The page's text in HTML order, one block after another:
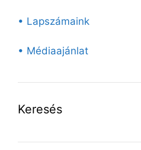
• Lapszámaink
• Médiaajánlat
Keresés